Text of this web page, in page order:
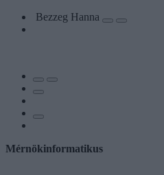
Bezzeg Hanna
Mérnökinformatikus